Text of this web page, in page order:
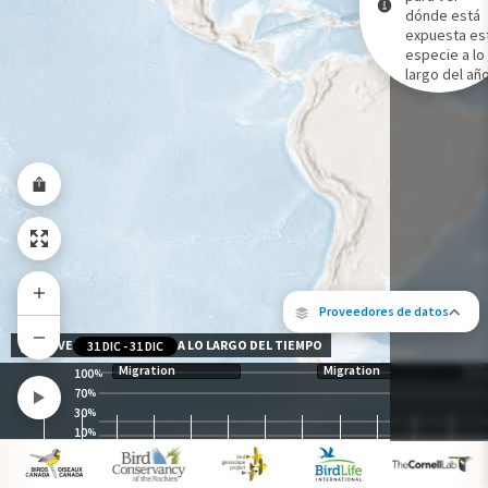
Proveedores de datos
Los siguientes socios contribuyeron
Gama de especies por estación
Gama de verano
Rango de invierno
Rango a lo largo del año
dónde está
expuesta
especie a lo
largo del
100%
70%
30%
10%
Migration Migration
31 DIC -31 DIC
NIVEL DE EXPOSICIÓN A LO LARGO DEL TIEMPO